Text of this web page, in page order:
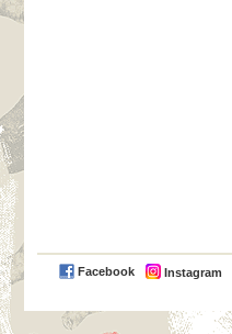
Facebook Instagram